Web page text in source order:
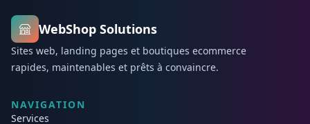
WebShop Solutions
Sites web, landing pages et boutiques ecommerce
rapides, maintenables et prêts à convaincre.
NAVIGATION
Services